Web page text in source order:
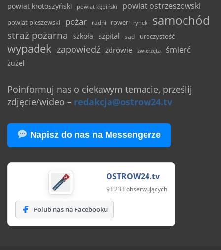
powiat krotoszyński powiat kępiński powiat ostrzeszowski
powiat pleszewski pożar radni rower rynek samochód
straż pożarna szkoła szpital sąd uroczystość
wypadek zapowiedź zdrowie zwierzęta śmierć
żużel
Poinformuj nas o ciekawym temacie, prześlij
zdjęcie/wideo – redakcja@ostrow24.tv
Napisz do nas na Messengerze
OSTROW24.tv
93 233 obserwujących
Polub nas na Facebooku